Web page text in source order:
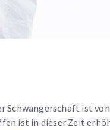
Schwangerschaft ist
ist in dieser Zeit